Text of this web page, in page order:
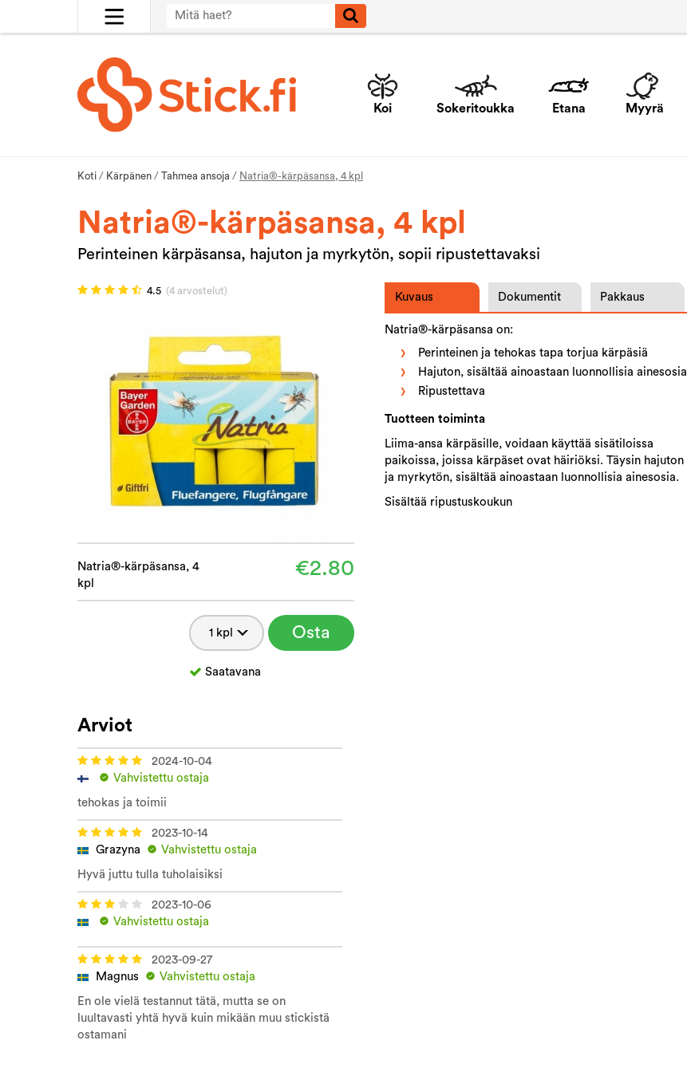
Koi Sokeritoukka Etana Myyrä
Koti / Kärpänen / Tahmea ansoja / Natria®-kärpäsansa, 4 kpl
Natria®-kärpäsansa, 4 kpl
Perinteinen kärpäsansa, hajuton ja myrkytön, sopii ripustettavaksi
4.5 (4 arvostelut)
Natria®-kärpäsansa, 4
kpl
€2.80
Osta
Saatavana
Kuvaus Dokumentit Pakkaus
Natria®-kärpäsansa on:
Perinteinen ja tehokas tapa torjua kärpäsiä
Hajuton, sisältää ainoastaan luonnollisia ainesosia
Ripustettava
Tuotteen toiminta
Liima-ansa kärpäsille, voidaan käyttää sisätiloissa
paikoissa, joissa kärpäset ovat häiriöksi. Täysin hajuton
ja myrkytön, sisältää ainoastaan luonnollisia ainesosia.
Sisältää ripustuskoukun
Arviot
2024-10-04
Vahvistettu ostaja
tehokas ja toimii
2023-10-14
Grazyna
Vahvistettu ostaja
Hyvä juttu tulla tuholaisiksi
2023-10-06
Vahvistettu ostaja
2023-09-27
Magnus
Vahvistettu ostaja
En ole vielä testannut tätä, mutta se on
luultavasti yhtä hyvä kuin mikään muu stickistä
ostamani